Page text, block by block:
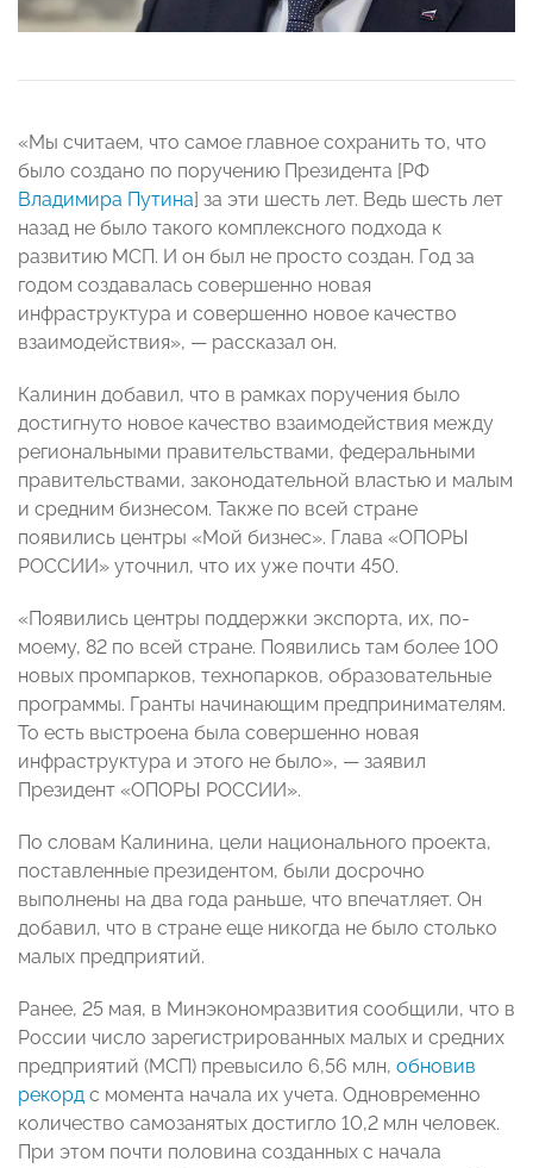
«Мы считаем, что самое главное сохранить то, что
было создано по поручению Президента [РФ
Владимира Путина] за эти шесть лет. Ведь шесть лет
назад не было такого комплексного подхода к
развитию МСП. И он был не просто создан. Год за
годом создавалась совершенно новая
инфраструктура и совершенно новое качество
взаимодействия», — рассказал он.
Калинин добавил, что в рамках поручения было
достигнуто новое качество взаимодействия между
региональными правительствами, федеральными
правительствами, законодательной властью и малым
и средним бизнесом. Также по всей стране
появились центры «Мой бизнес». Глава «ОПОРЫ
РОССИИ» уточнил, что их уже почти 450.
«Появились центры поддержки экспорта, их, по-
моему, 82 по всей стране. Появились там более 100
новых промпарков, технопарков, образовательные
программы. Гранты начинающим предпринимателям.
То есть выстроена была совершенно новая
инфраструктура и этого не было», — заявил
Президент «ОПОРЫ РОССИИ».
По словам Калинина, цели национального проекта,
поставленные президентом, были досрочно
выполнены на два года раньше, что впечатляет. Он
добавил, что в стране еще никогда не было столько
малых предприятий.
Ранее, 25 мая, в Минэкономразвития сообщили, что в
России число зарегистрированных малых и средних
предприятий (МСП) превысило 6,56 млн, обновив
рекорд с момента начала их учета. Одновременно
количество самозанятых достигло 10,2 млн человек.
При этом почти половина созданных с начала